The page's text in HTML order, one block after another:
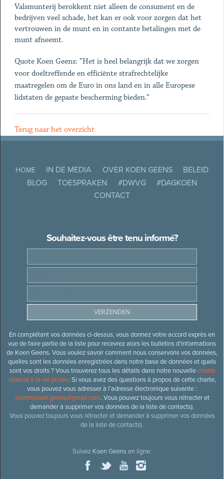
Valsmunterij berokkent niet alleen de consument en de
bedrijven veel schade, het kan er ook voor zorgen dat het
vertrouwen in de munt en in contante betalingen met de
munt afneemt.
Quote Koen Geens: “Het is heel belangrijk dat we zorgen
voor doeltreffende en efficiënte strafrechtelijke
maatregelen om de Euro in ons land en in alle Europese
lidstaten de gepaste bescherming bieden.”
Terug naar het overzicht
HOME IN DE MEDIA OVER KOEN GEENS
BELEID
BLOG
TOESPRAKEN #DWVG
#DAGKOEN
CONTACT
Souhaitez-vous être tenu informé?
En complétant vos données ci-dessus, vous donnez votre accord exprès en
vue de faire partie de la liste pour recevrez alors les bulletins d’informations
de Koen Geens. Vous voulez savoir comment nous conservons vos données,
quelles sont les données enregistrées dans notre base de données et quels
sont vos droits ? Vous trouverez tous les détails dans notre nouvellecharte
relative à la vie privée. Si vous avez des questions à propos de cette charte,
vous pouvez vous adresser à l’adresse électronique suivante :
secretariaat.geens@gmail.com. Vous pouvez toujours vous rétracter et
demander à supprimer vos données de la liste de contacts).
Vous pouvez toujours vous rétracter et demander à supprimer vos données
de la liste de contacts).
Suivez Koen Geensen ligne: